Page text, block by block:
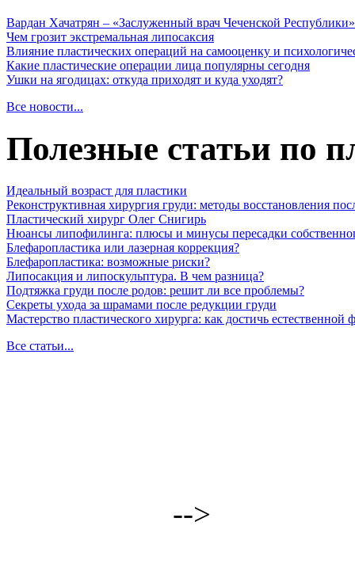
Вардан Хачатрян – «Заслуженный врач Чеченской Республики»
Чем грозит экстремальная липосаксия
Влияние пластических операций на самооценку и
Какие пластические операции лица популярны сегодня
Ушки на ягодицах: откуда приходят и куда уходят?
Все новости...
Полезные статьи по
Идеальный возраст для пластики
Реконструктивная хирургия груди: методы восстановления
Пластический хирург Олег Снигирь
Нюансы липофилинга: плюсы и минусы пересадки
Блефаропластика или лазерная коррекция?
Блефаропластика: возможные риски?
Липосакция и липоскульптура. В чем разница?
Подтяжка груди после родов: решит ли все проблемы?
Секреты ухода за шрамами после редукции груди
Мастерство пластического хирурга: как достичь
Все статьи...
-->